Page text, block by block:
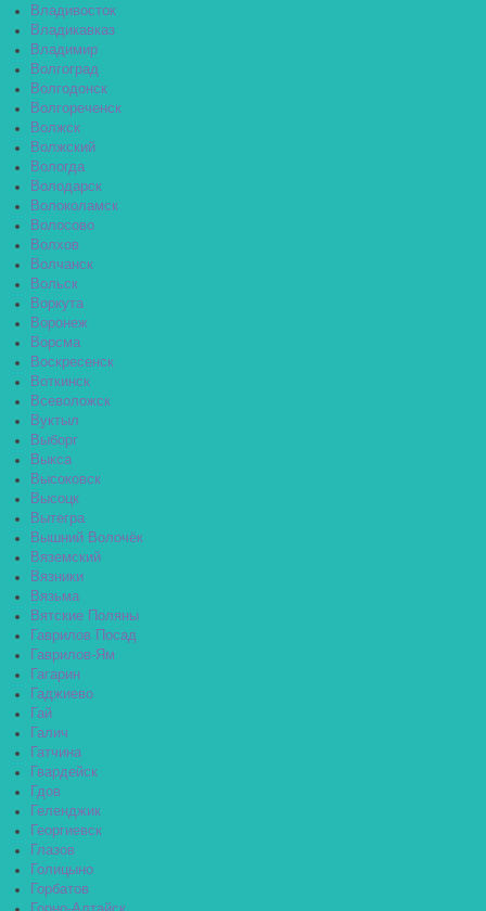
Владивосток
Владикавказ
Владимир
Волгоград
Волгодонск
Волгореченск
Волжск
Волжский
Вологда
Володарск
Волоколамск
Волосово
Волхов
Волчанск
Вольск
Воркута
Воронеж
Ворсма
Воскресенск
Воткинск
Всеволожск
Вуктыл
Выборг
Выкса
Высоковск
Высоцк
Вытегра
Вышний Волочёк
Вяземский
Вязники
Вязьма
Вятские Поляны
Гаврилов Посад
Гаврилов-Ям
Гагарин
Гаджиево
Гай
Галич
Гатчина
Гвардейск
Гдов
Геленджик
Георгиевск
Глазов
Голицыно
Горбатов